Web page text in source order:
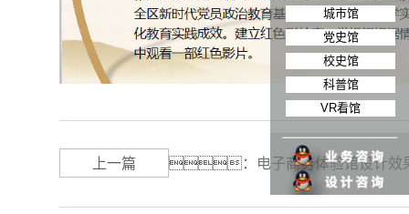
上一篇 ： 电子商务体验馆设计效
城市馆
党史馆
校史馆
科普馆
VR看馆